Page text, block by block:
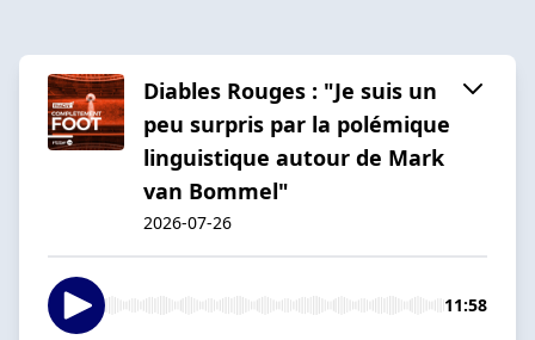
Diables Rouges : "Je suis un
peu surpris par la polémique
linguistique autour de Mark
van Bommel"
2026-07-26
11:58